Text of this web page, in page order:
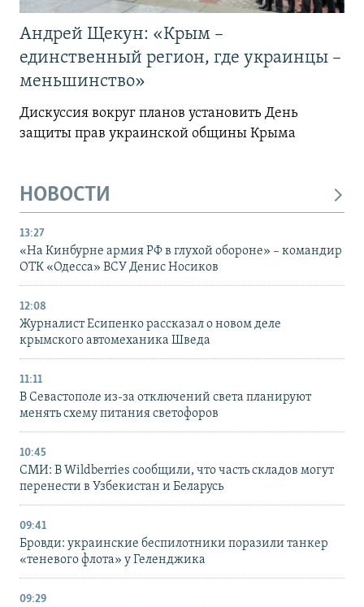
Андрей Щекун: «Крым –
единственный регион, где украинцы –
меньшинство»
Дискуссия вокруг планов установить День
защиты прав украинской общины Крыма
НОВОСТИ
13:27
«На Кинбурне армия РФ в глухой обороне» – командир
ОТК «Одесса» ВСУ Денис Носиков
12:08
Журналист Есипенко рассказал о новом деле
крымского автомеханика Шведа
11:11
В Севастополе из-за отключений света планируют
менять схему питания светофоров
10:45
СМИ: В Wildberries сообщили, что часть складов могут
перенести в Узбекистан и Беларусь
09:41
Бровди: украинские беспилотники поразили танкер
«теневого флота» у Геленджика
09:29